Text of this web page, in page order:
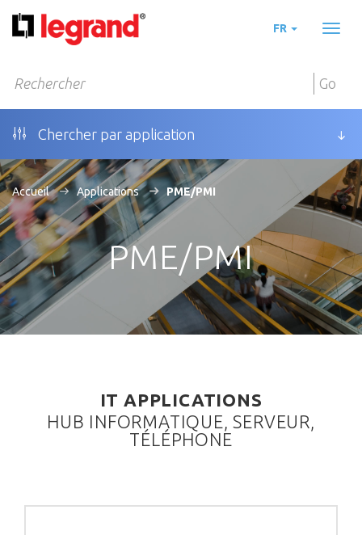
FR
Go
Chercher par application
Accueil Applications PME/PMI
PME/PMI
IT APPLICATIONS
HUB INFORMATIQUE, SERVEUR,
TÉLÉPHONE